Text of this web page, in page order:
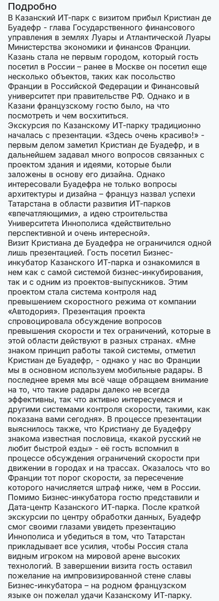
Подробно
В Казанский ИТ-парк с визитом прибыл Кристиан де
Буадефр - глава Государственного финансового
управления в землях Луары и Атлантической Луары
Министерства экономики и финансов Франции.
Казань стала не первым городом, который гость
посетил в России – ранее в Москве он посетил еще
несколько объектов, таких как посольство
Франции в Российской Федерации и Финансовый
университет при правительстве РФ. Однако и в
Казани французскому гостю было, на что
посмотреть и чем восхититься.
Экскурсия по Казанскому ИТ-парку традиционно
началась с презентации. «Здесь очень красиво!» -
первым делом заметил Кристиан де Буадефр, и в
дальнейшем задавал много вопросов связанных с
проектом здания и идеями, которые были
заложены в основу его дизайна. Однако
интересовали Буадефра не только вопросы
архитектуры и дизайна – француз назвал успехи
Татарстана в области развития ИТ-парков
«впечатляющими», а идею строительства
Университета Иннополиса «действительно
перспективной и очень интересной».
Визит Кристиана де Буадефра не ограничился одной
лишь презентацией. Гость посетил Бизнес-
инкубатор Казанского ИТ-парка и ознакомился в
нем как с самой системой бизнес-инкубирования,
так и с одним из проектов-выпускников. Этим
проектом стала система контроля над
превышением скоростного режима от компании
«Автодория». Презентация проекта
спровоцировала обсуждение вопросов
превышения скорости и тех ограничений, которые в
этой области действуют в разных странах. «Мне
знаком принцип работы такой системы, отметил
Кристиан де Буадефр, - однако у нас во Франции
мы в основном используем мобильные радары. В
последнее время мы всё чаще обращаем внимание
на то, что такие радары далеко не всегда
эффективны, так что активно интересуемся и
другими системами контроля скорости, такими, как
показана вами сегодня». В процессе презентации
выяснилось также, что Кристиану де Буадефру
знакома известная пословица, «какой русский не
любит быстрой езды» - её гость вспомнил в
процессе обсуждения ограничений скорости при
движении в городах и на трассах. Оказалось что во
Франции тот порог скорости, за пересечение
которого начисляется штраф ниже, чем в России.
Помимо Бизнес-инкубатора гостю представили и
Дата-центр Казанского ИТ-парка. После краткой
экскурсии по центру обработки данных, Буадефр
смог своими глазами увидеть презентацию
Иннополиса и убедиться в том, что Татарстан
прикладывает все усилия, чтобы Россия стала
видным игроком на мировой арене высоких
технологий. В завершении визита гость оставил
пожелание на импровизированной стене славы
Бизнес-инкубатора – на родном французском
языке он пожелал удачи Казанскому ИТ-парку.